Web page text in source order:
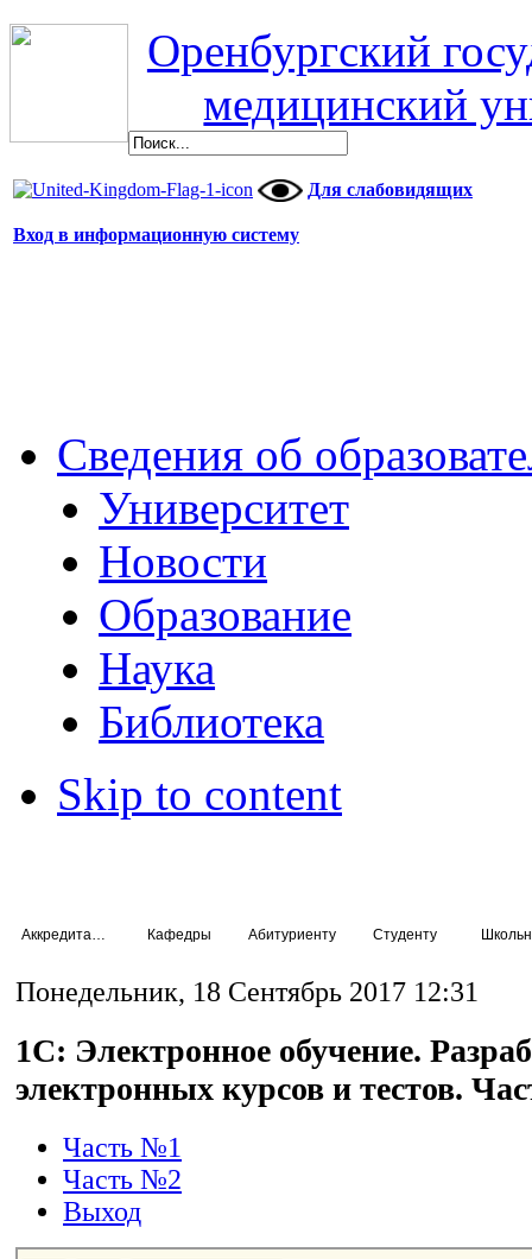
Оренбургский
медицинский
Для слабовидящих
Вход в информационную систему
Сведения об
Университет
Новости
Образование
Наука
Библиотека
Skip to content
Кафедры Абитуриенту Студенту
Понедельник, 18 Сентябрь 2017 12:31
1С: Электронное обучение.
электронных курсов и тестов.
Часть №1
Часть №2
Выход